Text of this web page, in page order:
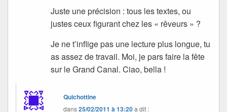
Juste une précision : tous les textes, ou
justes ceux figurant chez les « rêveurs » ?
Je ne t’inflige pas une lecture plus longue, tu
as assez de travail. Moi, je pars faire la fête
sur le Grand Canal. Ciao, bella !
Quichottine
dans25/02/2011 à 13:20a dit :